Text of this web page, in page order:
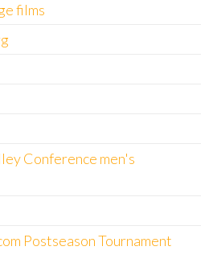
films
Conference men's
Postseason Tournament